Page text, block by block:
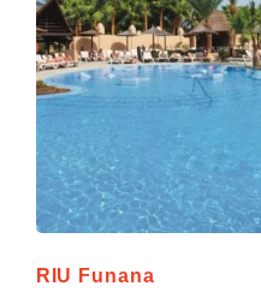
RIU Funana